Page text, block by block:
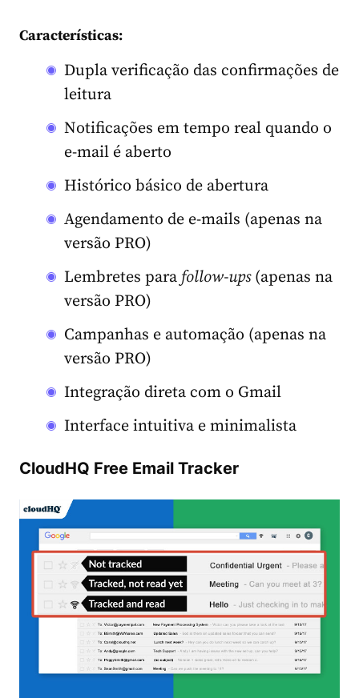
Características:
Dupla verificação das confirmações de
leitura
Notificações em tempo real quando o
e-mail é aberto
Histórico básico de abertura
Agendamento de e-mails (apenas na
versão PRO)
Lembretes para follow-ups(apenas na
versão PRO)
Campanhas e automação (apenas na
versão PRO)
Integração direta com o Gmail
Interface intuitiva e minimalista
CloudHQ Free Email Tracker